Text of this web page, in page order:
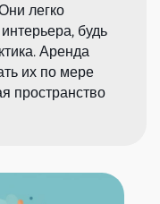
легко
будь
Аренда
их по мере
пространство